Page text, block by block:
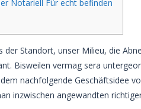
Notariell Für echt befinden
der Standort, unser Milieu, die
Bisweilen vermag sera
nachfolgende Geschäftsidee
inzwischen angewandten